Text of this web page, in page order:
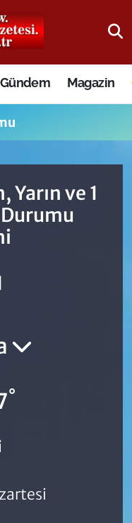
Gündem Magazin
ve 1
°
Fikstür